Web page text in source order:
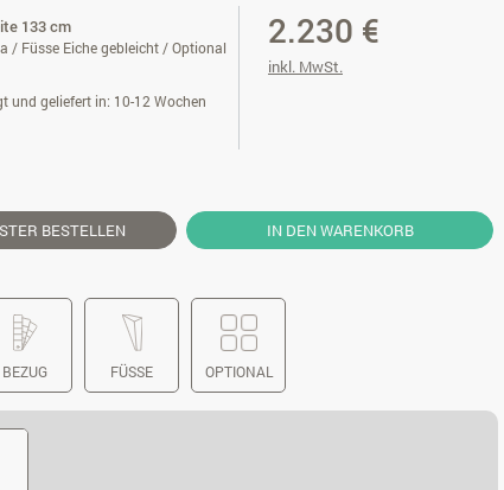
133 cm
/ Füsse Eiche gebleicht / Optional
und geliefert in: 10-12 Wochen
2.230 €
inkl. MwSt.
BESTELLEN IN DEN WARENKORB
BEZUG FÜSSE OPTIONAL